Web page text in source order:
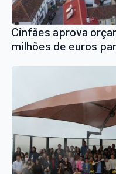
Cinfães aprova
milhões de euros